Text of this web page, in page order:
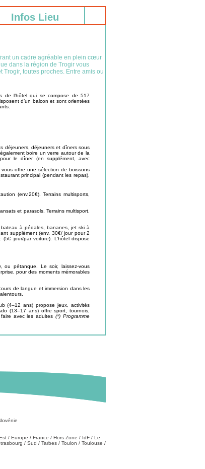
Infos Lieu
un cadre agréable en plein cœur
dans la région de Trogir vous
toutes proches. Entre amis ou
de l’hôtel qui se compose de 517
d’un balcon et sont orientées
déjeuners, déjeuners et dîners sous
boire un verre autour de la
le dîner (en supplément, avec
offre une sélection de boissons
principal (pendant les repas),
(env.20€). Terrains multisports,
et parasols. Terrains multisport,
à pédales, bananes, jet ski à
supplément (env. 30€/ jour pour 2
jour/par voiture). L’hôtel dispose
ou pétanque. Le soir, laissez-vous
pour des moments mémorables
de langue et immersion dans les
(4–12 ans) propose jeux, activités
(13–17 ans) offre sport, tournois,
faire avec les adultes(*) Programme
/ Europe / France / Hors Zone / IdF / Le
/ Sud / Tarbes / Toulon / Toulouse /